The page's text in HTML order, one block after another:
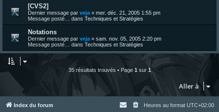
[CVS2]
Dernier message par veja « mer. déc. 21, 2005 1:55 pm
Message posté… dans Techniques et Stratégies
Notations
Dernier message par veja « sam. nov. 05, 2005 2:20 pm
Message posté… dans Techniques et Stratégies
35 résultats trouvés • Page 1 sur 1
Aller à
Index du forum Heures au format UTC+02:00